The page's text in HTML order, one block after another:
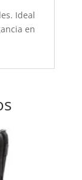
Ideal
en